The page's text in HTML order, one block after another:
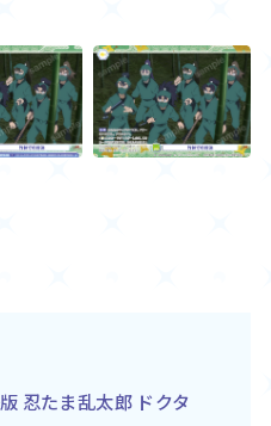
忍たま乱太郎 ドクタ